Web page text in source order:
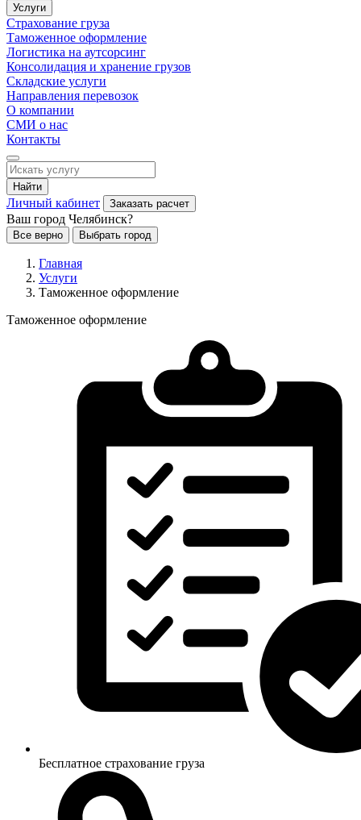
Услуги
Страхование груза
Таможенное оформление
Логистика на аутсорсинг
Консолидация и хранение грузов
Складские услуги
Направления перевозок
О компании
СМИ о нас
Контакты
Найти
Личный кабинет Заказать расчет
Ваш город Челябинск?
Все верно Выбрать город
Главная
Услуги
Таможенное оформление
Таможенное оформление
Бесплатное страхование груза